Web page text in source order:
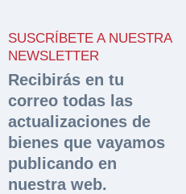
SUSCRÍBETE A NUESTRA
NEWSLETTER
Recibirás en tu
correo todas las
actualizaciones de
bienes que vayamos
publicando en
nuestra web.
sobre la
Rellene este formulario
enlace para descargar
Nombre y Apellidos*
Hacer
Razón social*
Teléfono*
Nombre y Apellidos*
Sobre Merfinsa
Venta de bienes
Vehículos